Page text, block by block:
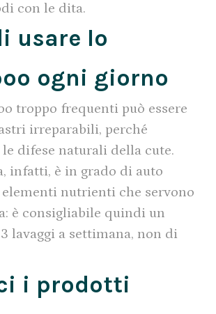
con le dita.
usare lo
ogni giorno
troppo frequenti può essere
irreparabili, perché
difese naturali della cute.
infatti, è in grado di auto
nutrienti che servono
è consigliabile quindi un
lavaggi a settimana, non di
i prodotti